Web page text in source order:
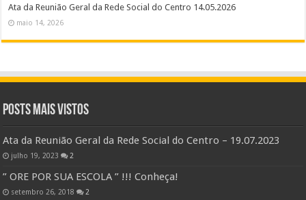
Ata da Reunião Geral da Rede Social do Centro 14.05.2026
maio 14, 2026
Posts Mais Vistos
Ata da Reunião Geral da Rede Social do Centro – 19.07.2023
julho 19, 2023 2
” ORE POR SUA ESCOLA ” !!! Conheça!
setembro 26, 2018 2